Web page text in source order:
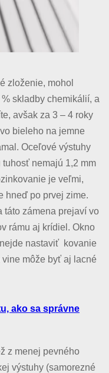
zloženie, mohol
skladby chemikálií, a
avšak za 3 – 4 roky
bieleho na jemne
Oceľové výstuhy
nemajú 1,2 mm
je veľmi,
hneď po prvej zime.
táto zámena prejaví vo
rámu aj krídiel. Okno
nastaviť kovanie
môže byť aj lacné
ako sa správne
z menej pevného
výstuhy (samorezné